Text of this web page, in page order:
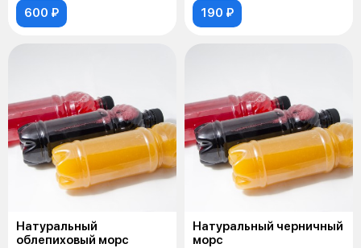
600 ₽ 190 ₽
Натуральный
облепиховый морс
Натуральный черничный
морс